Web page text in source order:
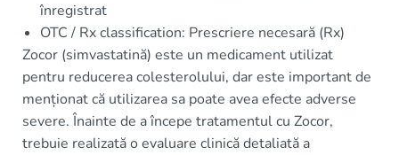
înregistrat
OTC / Rx classification: Prescriere necesară (Rx)
Zocor (simvastatină) este un medicament utilizat
pentru reducerea colesterolului, dar este important de
menționat că utilizarea sa poate avea efecte adverse
severe. Înainte de a începe tratamentul cu Zocor,
trebuie realizată o evaluare clinică detaliată a